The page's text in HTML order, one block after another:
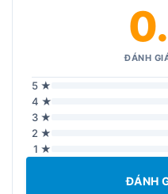
ĐÁNH
5 ★
4 ★
3 ★
2 ★
1 ★
ĐÁNH